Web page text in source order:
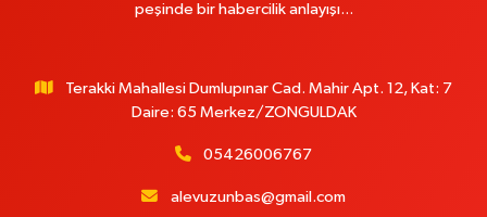
peşinde bir habercilik anlayışı...
Terakki Mahallesi Dumlupınar Cad. Mahir Apt. 12, Kat: 7
Daire: 65 Merkez/ZONGULDAK
05426006767
alevuzunbas@gmail.com